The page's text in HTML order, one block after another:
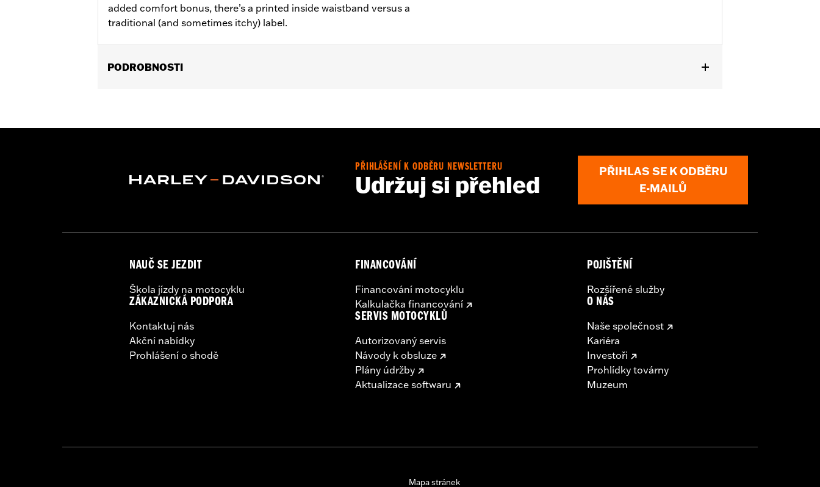
added comfort bonus, there’s a printed inside waistband versus a
traditional (and sometimes itchy) label.
PODROBNOSTI
Pant Style:Bootcut
PŘIHLÁŠENÍ K ODBĚRU NEWSLETTERU
Udržuj si přehled
PŘIHLAS SE K ODBĚRU
E-MAILŮ
NAUČ SE JEZDIT
Škola jízdy na motocyklu
ZÁKAZNICKÁ PODPORA
Kontaktuj nás
Akční nabídky
Prohlášení o shodě
FINANCOVÁNÍ
Financování motocyklu
Kalkulačka financování
SERVIS MOTOCYKLŮ
Autorizovaný servis
Návody k obsluze
Plány údržby
Aktualizace softwaru
POJIŠTĚNÍ
Rozšířené služby
O NÁS
Naše společnost
Kariéra
Investoři
Prohlídky továrny
Muzeum
Mapa stránek